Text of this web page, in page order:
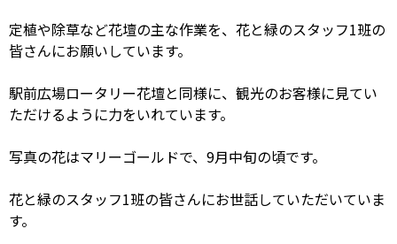
定植や除草など花壇の主な作業を、花と緑のスタッフ1班の
皆さんにお願いしています。
駅前広場ロータリー花壇と同様に、観光のお客様に見てい
ただけるように力をいれています。
写真の花はマリーゴールドで、9月中旬の頃です。
花と緑のスタッフ1班の皆さんにお世話していただいていま
す。